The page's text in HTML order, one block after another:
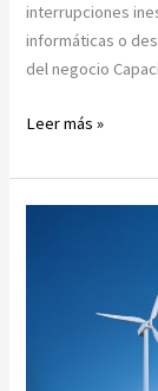
interrupciones
informáticas o
del negocio
ISO
Sistema
de
Leer más »